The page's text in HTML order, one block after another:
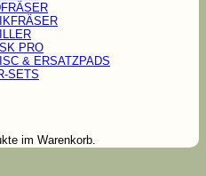
im Warenkorb.
PRO
& ERSATZPADS
SETS